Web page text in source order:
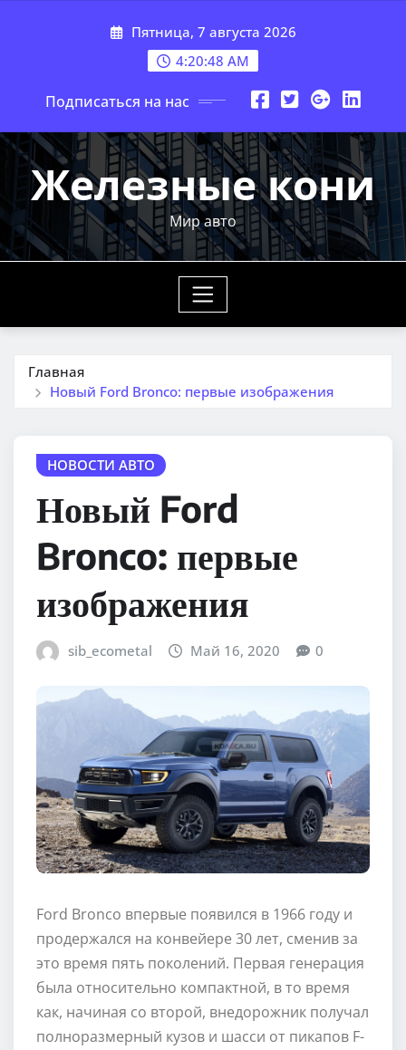
Пятница, 7 августа 2026
4:20:50 AM
Подписаться на нас
Железные кони
Мир авто
Главная
Новый Ford Bronco: первые изображения
НОВОСТИ АВТО
Новый Ford
Bronco: первые
изображения
sib_ecometal Май 16, 2020 0
Ford Bronco впервые появился в 1966 году и
продержался на конвейере 30 лет, сменив за
это время пять поколений. Первая генерация
была относительно компактной, в то время
как, начиная со второй, внедорожник получал
полноразмерный кузов и шасси от пикапов F-